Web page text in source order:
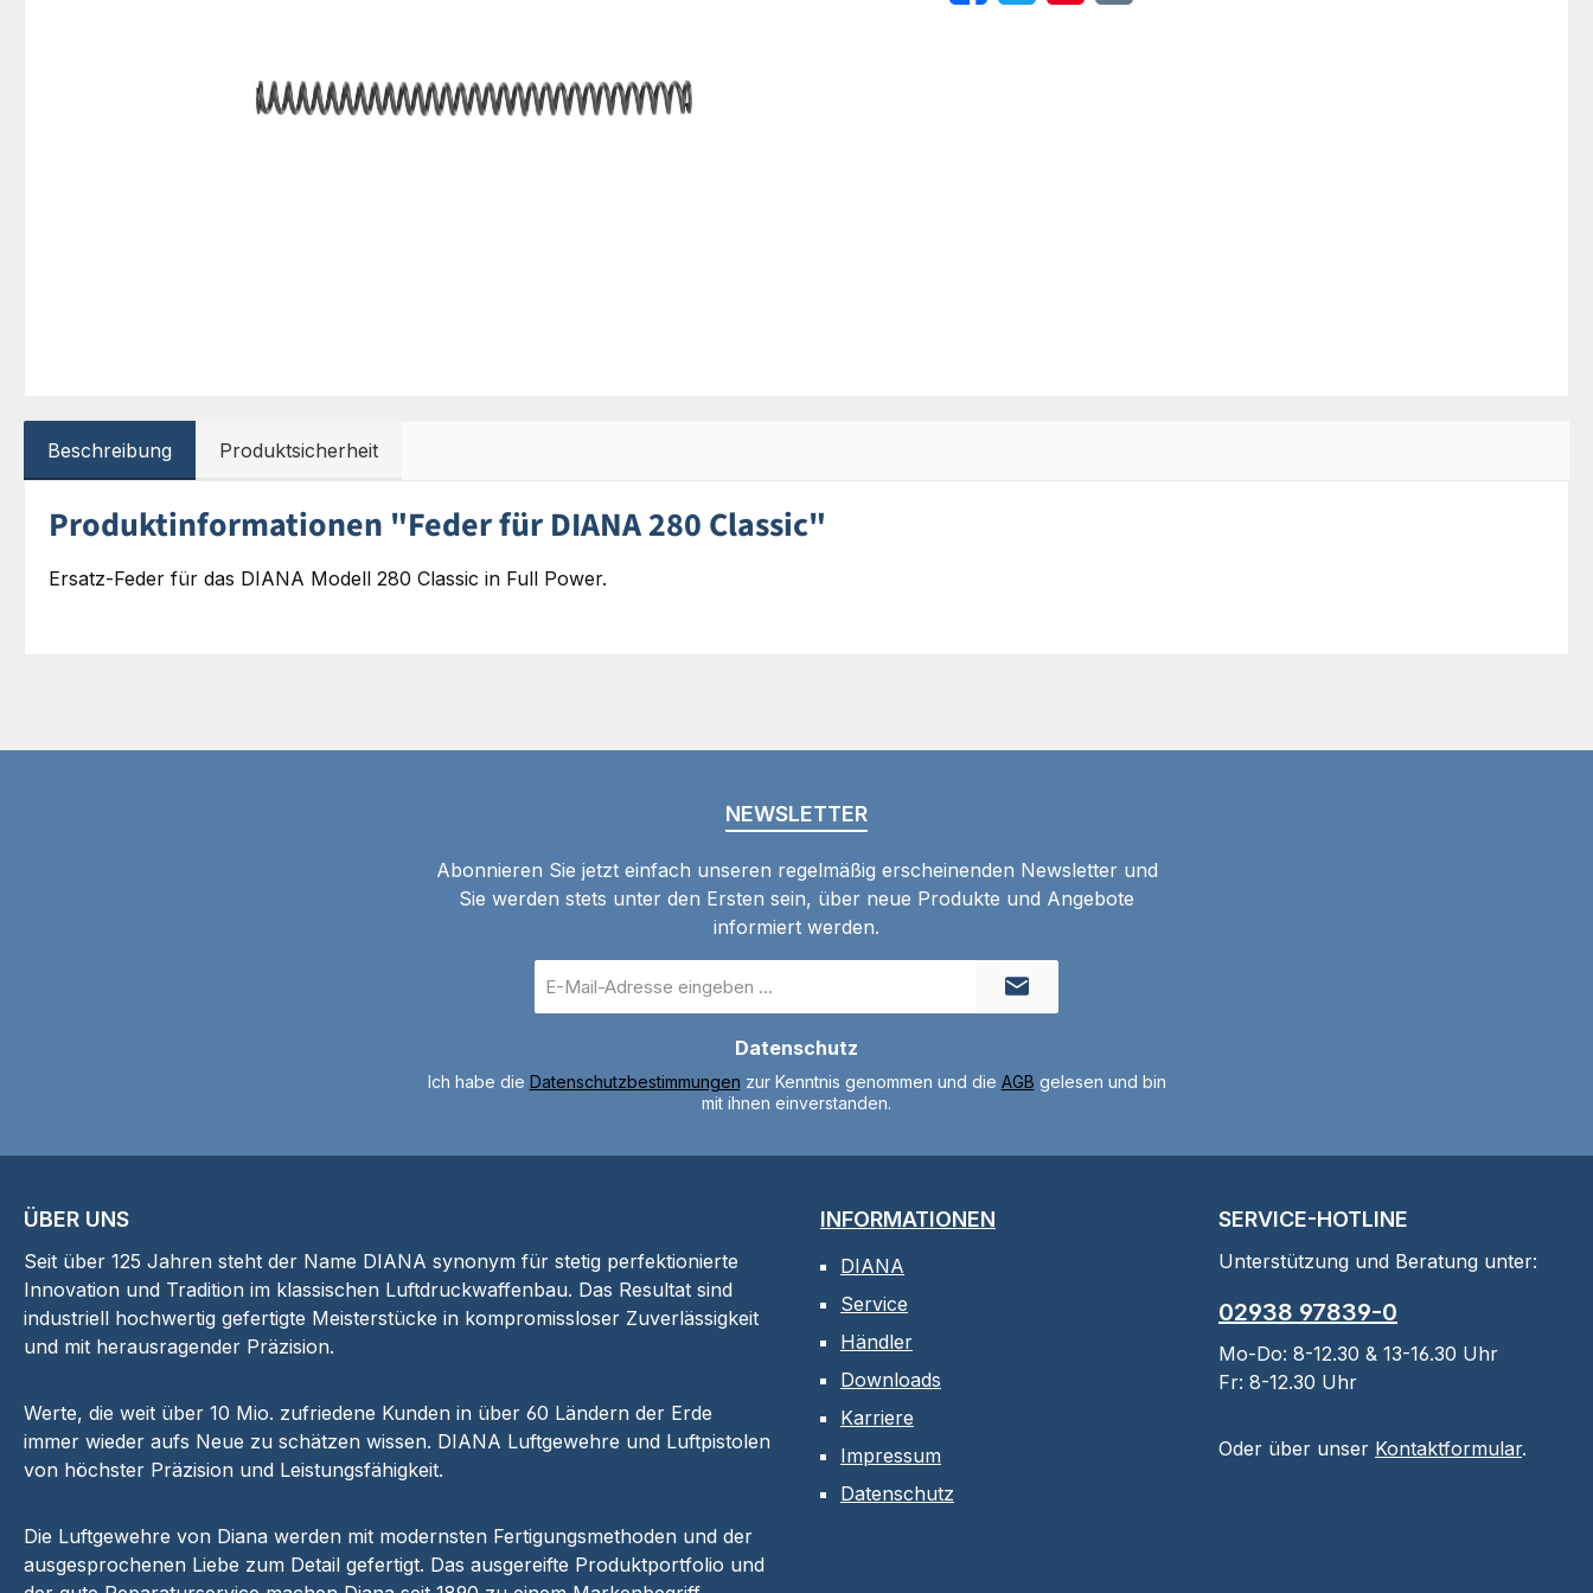
Beschreibung Produktsicherheit
Produktinformationen "Feder für DIANA 280 Classic"
Ersatz-Feder für das DIANA Modell 280 Classic in Full Power.
NEWSLETTER
Abonnieren Sie jetzt einfach unseren regelmäßig erscheinenden Newsletter und
Sie werden stets unter den Ersten sein, über neue Produkte und Angebote
informiert werden.
Mail-
Datenschutz
Ich habe die Datenschutzbestimmungen zur Kenntnis genommen und die AGB gelesen und bin
mit ihnen einverstanden.
ÜBER UNS
Seit über 125 Jahren steht der Name DIANA synonym für stetig perfektionierte
Innovation und Tradition im klassischen Luftdruckwaffenbau. Das Resultat sind
industriell hochwertig gefertigte Meisterstücke in kompromissloser Zuverlässigkeit
und mit herausragender Präzision.
Werte, die weit über 10 Mio. zufriedene Kunden in über 60 Ländern der Erde
immer wieder aufs Neue zu schätzen wissen. DIANA Luftgewehre und Luftpistolen
von höchster Präzision und Leistungsfähigkeit.
Die Luftgewehre von Diana werden mit modernsten Fertigungsmethoden und der
ausgesprochenen Liebe zum Detail gefertigt. Das ausgereifte Produktportfolio und
INFORMATIONEN
DIANA
Service
Händler
Downloads
Karriere
Impressum
Datenschutz
SERVICE-HOTLINE
Unterstützung und Beratung unter:
02938 97839-0
Mo-Do: 8-12.30 & 13-16.30 Uhr
Fr: 8-12.30 Uhr
Oder über unser Kontaktformular.